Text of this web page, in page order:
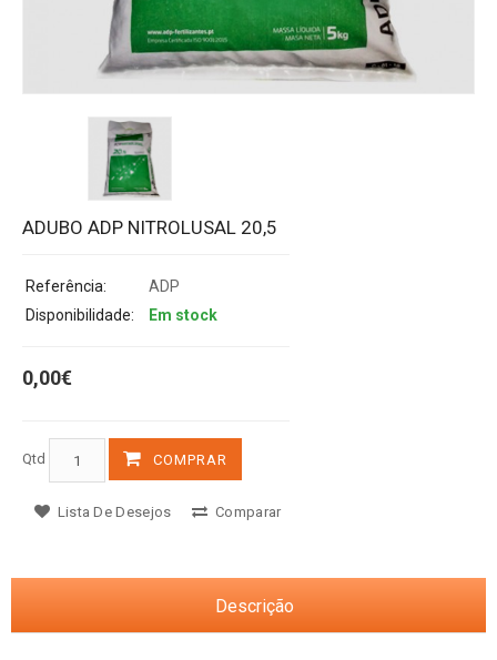
ADUBO ADP NITROLUSAL 20,5
Referência:
ADP
Disponibilidade:
Em stock
0,00€
Qtd COMPRAR
Lista De Desejos Comparar
Descrição